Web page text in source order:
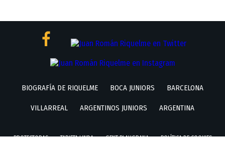
BIOGRAFÍA DE RIQUELME BOCA JUNIORS BARCELONA
VILLARREAL ARGENTINOS JUNIORS ARGENTINA
PROTECTORAS TARJETA LINDA GENT BLAUGRANA POLÍTICA DE COOKIES